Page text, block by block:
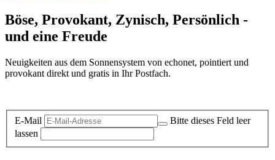
Böse, Provokant, Zynisch, Persönlich -
und eine Freude
Neuigkeiten aus dem Sonnensystem von echonet, pointiert und
provokant direkt und gratis in Ihr Postfach.
E-Mail
Bitte dieses Feld leer
lassen